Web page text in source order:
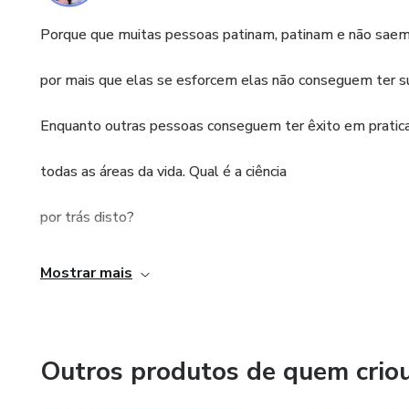
Porque que muitas pessoas patinam, patinam e não
por mais que elas se esforcem elas não conseguem ter
Enquanto outras pessoas conseguem ter êxito em
todas as áreas da vida. Qual é a ciência
por trás disto?
Meu nome é Carlos Kalamar e por mais de 14 anos fui
carreira eu não me sentia feliz, então comecei uma
Mostrar mais
Outros produtos de quem